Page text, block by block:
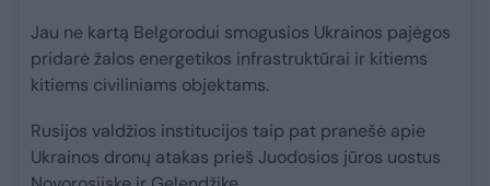
Jau ne kartą Belgorodui smogusios Ukrainos pajėgos
pridarė žalos energetikos infrastruktūrai ir kitiems
kitiems civiliniams objektams.
Rusijos valdžios institucijos taip pat pranešė apie
Ukrainos dronų atakas prieš Juodosios jūros uostus